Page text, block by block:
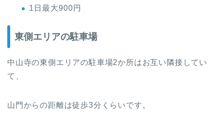
1日最大900円
東側エリアの駐車場
中山寺の東側エリアの駐車場2か所はお互い隣接してい
て、
山門からの距離は徒歩3分くらいです。